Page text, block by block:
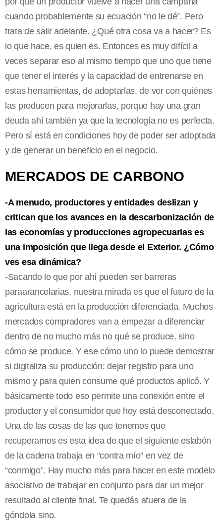
cuando probablemente su ecuación “no le dé”. Pero
trata de salir adelante. ¿Qué otra cosa va a hacer? Es
lo que hace, es quien es. Entonces es muy difícil a
veces separar eso al mismo tiempo que uno que tiene
que tener el interés y la capacidad de entrenarse en
estas herramientas, de adoptarlas, de ver con quiénes
las producen para mejorarlas, porque hay una gran
deuda ahí también ya que la tecnología no es perfecta.
Pero sí está en condiciones hoy de poder ser adoptada
y de generar un beneficio en el negocio.
MERCADOS DE CARBONO
-A menudo, productores y entidades deslizan y
critican que los avances en la descarbonización de
las economías y producciones agropecuarias es
una imposición que llega desde el Exterior. ¿Cómo
ves esa dinámica?
-Sacando lo que por ahí pueden ser barreras
paraarancelarias, nuestra mirada es que el futuro de la
agricultura está en la producción diferenciada. Muchos
mercados compradores van a empezar a diferenciar
dentro de no mucho más no qué se produce, sino
cómo se produce. Y ese cómo uno lo puede demostrar
si digitaliza su producción: dejar registro para uno
mismo y para quien consume qué productos aplicó. Y
básicamente todo eso permite una conexión entre el
productor y el consumidor que hoy está desconectado.
Una de las cosas de las que tenemos que
recuperarnos es esta idea de que el siguiente eslabón
de la cadena trabaja en “contra mío” en vez de
“conmigo”. Hay mucho más para hacer en este modelo
asociativo de trabajar en conjunto para dar un mejor
resultado al cliente final. Te quedás afuera de la
góndola sino.